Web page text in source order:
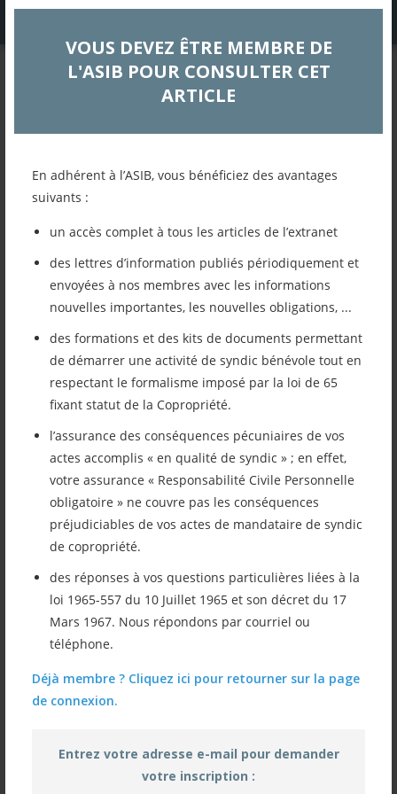
VOUS DEVEZ ÊTRE MEMBRE DE
L'ASIB POUR CONSULTER CET
ARTICLE
En adhérent à l’ASIB, vous bénéficiez des avantages
suivants :
un accès complet à tous les articles de l’extranet
des lettres d’information publiés périodiquement et
envoyées à nos membres avec les informations
nouvelles importantes, les nouvelles obligations, ...
des formations et des kits de documents permettant
de démarrer une activité de syndic bénévole tout en
respectant le formalisme imposé par la loi de 65
fixant statut de la Copropriété.
l’assurance des conséquences pécuniaires de vos
actes accomplis « en qualité de syndic » ; en effet,
votre assurance « Responsabilité Civile Personnelle
obligatoire » ne couvre pas les conséquences
préjudiciables de vos actes de mandataire de syndic
de copropriété.
des réponses à vos questions particulières liées à la
loi 1965-557 du 10 Juillet 1965 et son décret du 17
Mars 1967. Nous répondons par courriel ou
téléphone.
Déjà membre ? Cliquez ici pour retourner sur la page
de connexion.
Entrez votre adresse e-mail pour demander
votre inscription :
EXTRANET
OCTOBRE 2025
Actualités
Retour à la liste des articles
Imprimer cet article
Mettre cet article dans mes favoris
Vous retrouverez ci-après le lien à notre
lettre d’information du mois d’octobre. Les
thèmes abordés sont : MAPRIMERÉNOV’ –
Nos changements de dates pour les
webinaires (réunions d’information) – La
copropriété, comment doit-elle fonctionner
? – Un modèle de résolution pour la
convocation en AG… Bonne Lecture !
2025